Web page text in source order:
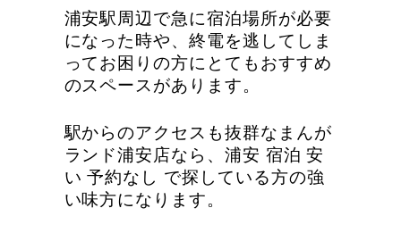
浦安駅周辺で急に宿泊場所が必要
になった時や、終電を逃してしま
ってお困りの方にとてもおすすめ
のスペースがあります。
駅からのアクセスも抜群なまんが
ランド浦安店なら、浦安 宿泊 安
い 予約なし で探している方の強
い味方になります。